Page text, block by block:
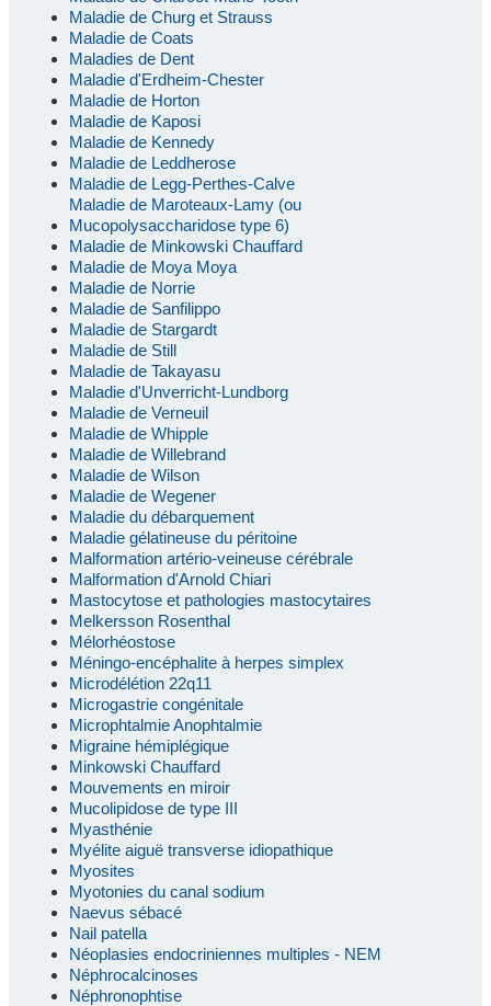
Maladie de Churg et Strauss
Maladie de Coats
Maladies de Dent
Maladie d'Erdheim-Chester
Maladie de Horton
Maladie de Kaposi
Maladie de Kennedy
Maladie de Leddherose
Maladie de Legg-Perthes-Calve
Maladie de Maroteaux-Lamy (ou
Mucopolysaccharidose type 6)
Maladie de Minkowski Chauffard
Maladie de Moya Moya
Maladie de Norrie
Maladie de Sanfilippo
Maladie de Stargardt
Maladie de Still
Maladie de Takayasu
Maladie d'Unverricht-Lundborg
Maladie de Verneuil
Maladie de Whipple
Maladie de Willebrand
Maladie de Wilson
Maladie de Wegener
Maladie du débarquement
Maladie gélatineuse du péritoine
Malformation artério-veineuse cérébrale
Malformation d'Arnold Chiari
Mastocytose et pathologies mastocytaires
Melkersson Rosenthal
Mélorhéostose
Méningo-encéphalite à herpes simplex
Microdélétion 22q11
Microgastrie congénitale
Microphtalmie Anophtalmie
Migraine hémiplégique
Minkowski Chauffard
Mouvements en miroir
Mucolipidose de type III
Myasthénie
Myélite aiguë transverse idiopathique
Myosites
Myotonies du canal sodium
Naevus sébacé
Nail patella
Néoplasies endocriniennes multiples - NEM
Néphrocalcinoses
Néphronophtise